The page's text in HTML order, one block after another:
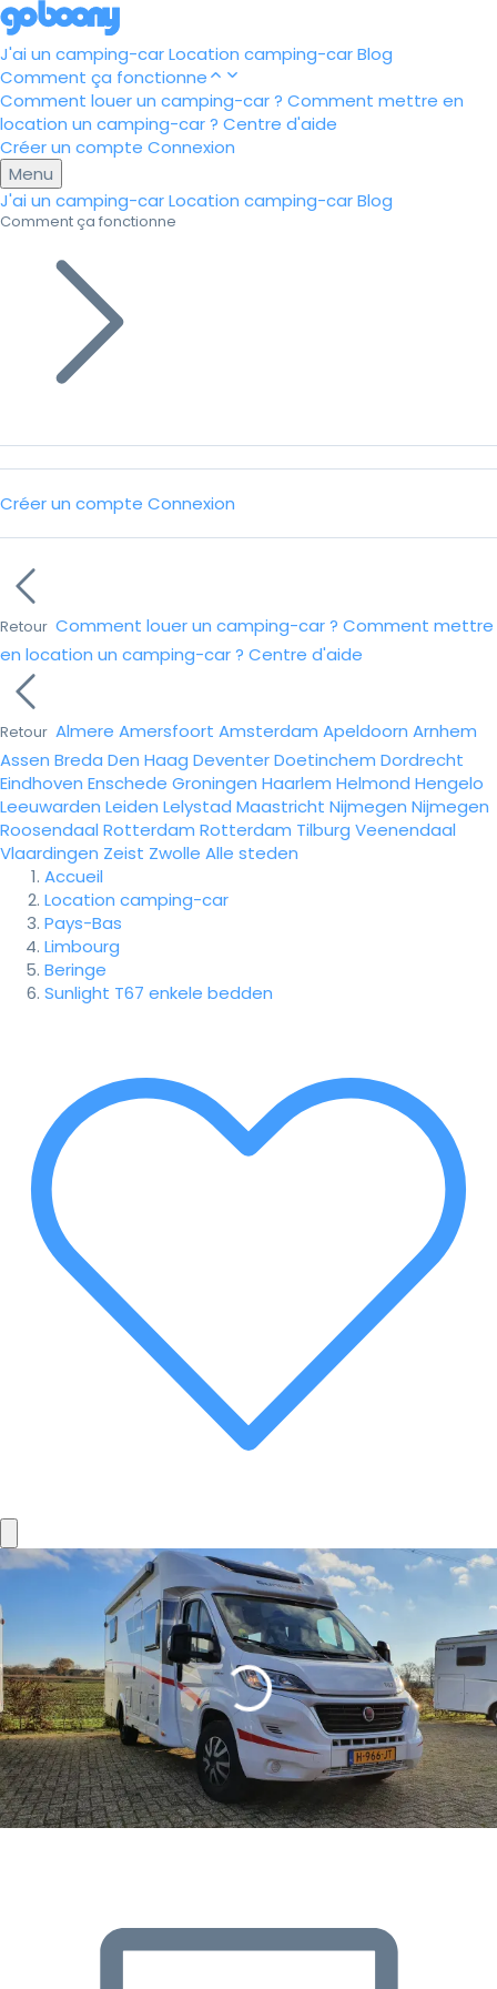
J'ai un camping-carLocation camping-carBlog
Comment ça fonctionne
Comment louer un camping-car ? Comment mettre en
location un camping-car ? Centre d'aide
Créer un compte Connexion
Menu
J'ai un camping-carLocation camping-carBlog
Comment ça fonctionne
Créer un compte Connexion
Retour Comment louer un camping-car ? Comment mettre
en location un camping-car ? Centre d'aide
Retour Almere Amersfoort Amsterdam Apeldoorn Arnhem
Assen Breda Den Haag DeventerDoetinchem Dordrecht
Eindhoven Enschede Groningen Haarlem Helmond Hengelo
Leeuwarden Leiden Lelystad Maastricht Nijmegen Nijmegen
Roosendaal Rotterdam Rotterdam Tilburg Veenendaal
Vlaardingen Zeist Zwolle Alle steden
Accueil
Location camping-car
Pays-Bas
Limbourg
Beringe
Sunlight T67 enkele bedden